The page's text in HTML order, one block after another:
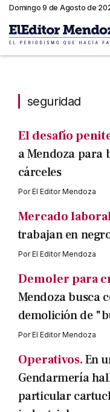
Domingo 9 de Agosto de
seguridad
El desafío
a Mendoza para
cárceles
PorEl Editor Mendoza
Mercado
trabajan en
PorEl Editor Mendoza
Demoler para
Mendoza busca
demolición de
PorEl Editor Mendoza
Operativos.En
Gendarmería
particular